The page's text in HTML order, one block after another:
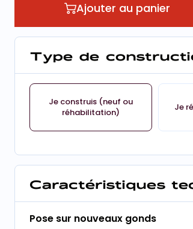
Ajouter au panier
Type de
Je construis (neuf ou
réhabilitation)
Je
Caractéristiques
Pose sur nouveaux gonds